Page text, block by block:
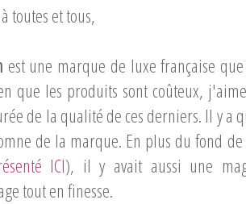
toutes et tous,
est une marque de luxe française
que les produits sont coûteux,
de la qualité de ces derniers. Il y
de la marque. En plus du fond
ICI), il y avait aussi une
tout en finesse.